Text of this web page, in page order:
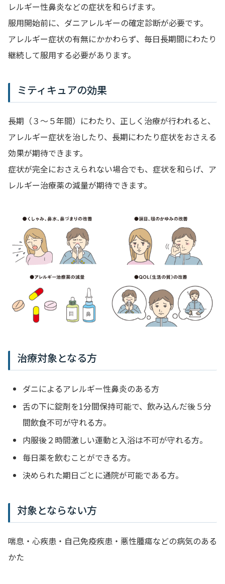
レルギー性鼻炎などの症状を和らげます。
服用開始前に、ダニアレルギーの確定診断が必要です。
アレルギー症状の有無にかかわらず、毎日長期間にわたり
継続して服用する必要があります。
ミティキュアの効果
長期（３～５年間）にわたり、正しく治療が行われると、
アレルギー症状を治したり、長期にわたり症状をおさえる
効果が期待できます。
症状が完全におさえられない場合でも、症状を和らげ、ア
レルギー治療薬の減量が期待できます。
治療対象となる方
ダニによるアレルギー性鼻炎のある方
舌の下に錠剤を1分間保持可能で、飲み込んだ後５分
間飲食不可が守れる方。
内服後２時間激しい運動と入浴は不可が守れる方。
毎日薬を飲むことができる方。
決められた期日ごとに通院が可能である方。
対象とならない方
喘息・心疾患・自己免疫疾患・悪性腫瘍などの病気のある
かた